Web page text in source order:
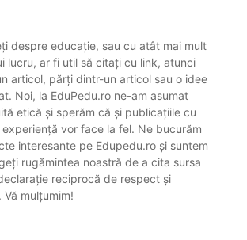
despre educație, sau cu atât mai mult
lucru, ar fi util să citați cu link, atunci
articol, părți dintr-un articol sau o idee
Noi, la EduPedu.ro ne-am asumat
etică și sperăm că și publicațiile cu
experiență vor face la fel. Ne bucurăm
interesante pe Edupedu.ro și suntem
rugămintea noastră de a cita sursa
reciprocă de respect și
Vă mulțumim!